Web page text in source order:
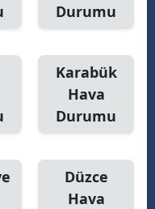
Durumu
Karabük
Hava
Durumu
Düzce
Hava